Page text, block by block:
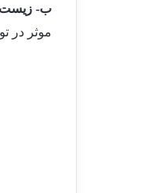
ب-
موثر در